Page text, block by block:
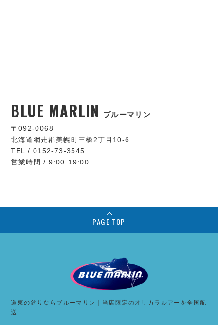
BLUE MARLIN ブルーマリン
〒092-0068
北海道網走郡美幌町三橋2丁目10-6
TEL / 0152-73-3545
営業時間 / 9:00-19:00
PAGE TOP
道東の釣りならブルーマリン｜当店限定のオリカラルアーを全国配
送